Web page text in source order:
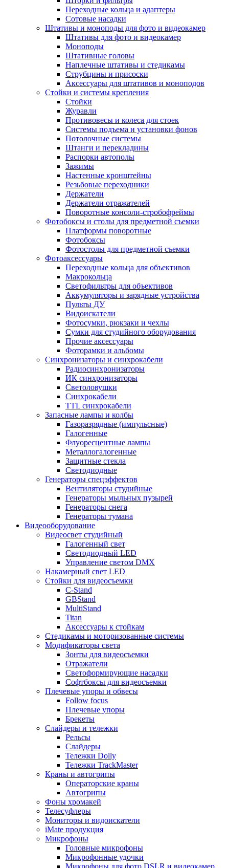
Переходные кольца и адаптеры
Сотовые насадки
Штативы и моноподы для фото и видеокамер
Штативы для фото и видеокамер
Моноподы
Штативные головы
Наплечные штативы и стедикамы
Струбцины и присоски
Аксессуары для штативов и моноподов
Стойки и системы крепления
Стойки
Журавли
Противовесы и колеса для стоек
Системы подъема и установки фонов
Потолочные системы
Штанги и перекладины
Распорки автополы
Зажимы
Настенные кронштейны
Резьбовые переходники
Держатели
Держатели отражателей
Поворотные консоли-стробофреймы
Фотобоксы и столы для предметной съемки
Платформы поворотные
Фотобоксы
Фотостолы для предметной съемки
Фотоаксессуары
Переходные кольца для объективов
Макрокольца
Светофильтры для объективов
Аккумуляторы и зарядные устройства
Пульты ДУ
Видоискатели
Фотосумки, рюкзаки и чехлы
Сумки для студийного оборудования
Прочие аксессуары
Фоторамки и альбомы
Синхронизаторы и синхрокабели
Радиосинхронизаторы
ИК синхронизаторы
Светоловушки
Синхрокабели
TTL синхрокабели
Запасные лампы и колбы
Газоразрядные (импульсные)
Галогенные
Флуоресцентные лампы
Металлогалогенные
Защитные стекла
Светодиодные
Генераторы спецэффектов
Вентиляторы студийные
Генераторы мыльных пузырей
Генераторы снега
Генераторы тумана
Видеооборудование
Видеосвет студийный
Галогенный свет
Светодиодный LED
Управление светом DMX
Накамерный свет LED
Стойки для видеосъемки
C-Stand
GBStand
MultiStand
Titan
Аксессуары к стойкам
Стедикамы и моторизованные системы
Модификаторы света
Зонты для видеосъемки
Отражатели
Светоформирующие насадки
Софтбоксы для видеосъемки
Плечевые упоры и обвесы
Follow focus
Плечевые упоры
Брекеты
Слайдеры и тележки
Рельсы
Слайдеры
Тележки Dolly
Тележки TrackMaster
Краны и автогрипы
Операторские краны
Автогрипы
Фоны хромакей
Телесуфлеры
Мониторы и видоискатели
iMate продукция
Микрофоны
Головные микрофоны
Микрофонные удочки
Микрофоны для фото DSLR и видеокамер